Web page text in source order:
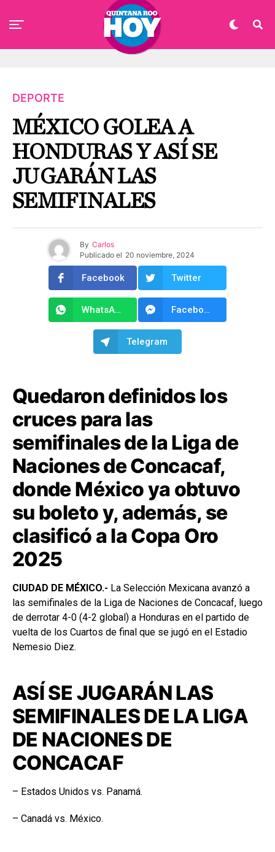
DEPORTE
MÉXICO GOLEA A
HONDURAS Y ASÍ SE
JUGARÁN LAS
SEMIFINALES
By Carlos
Publicado el 20 noviembre, 2024
Facebook Twitter
WhatsApp Facebook Messenger
Telegram
Quedaron definidos los
cruces para las
semifinales de la Liga de
Naciones de Concacaf,
donde México ya obtuvo
su boleto y, además, se
clasificó a la Copa Oro
2025
CIUDAD DE MÉXICO.- La Selección Mexicana avanzó a
las semifinales de la Liga de Naciones de Concacaf, luego
de derrotar 4-0 (4-2 global) a Honduras en el partido de
vuelta de los Cuartos de final que se jugó en el Estadio
Nemesio Diez.
ASÍ SE JUGARÁN LAS
SEMIFINALES DE LA LIGA
DE NACIONES DE
CONCACAF
– Estados Unidos vs. Panamá.
– Canadá vs. México.